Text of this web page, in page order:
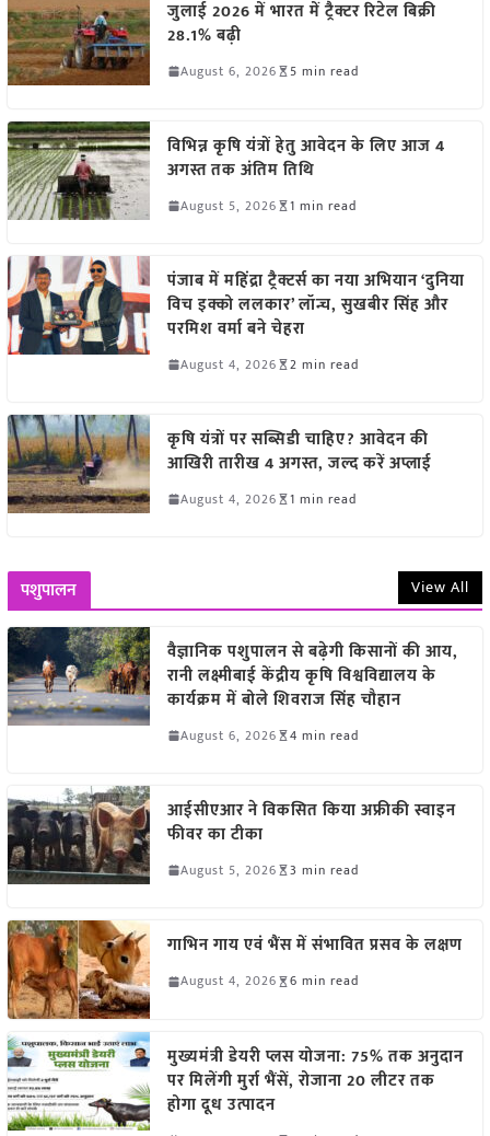
जुलाई 2026 में भारत में ट्रैक्टर रिटेल बिक्री
28.1% बढ़ी
August 6, 2026 5 min read
विभिन्न कृषि यंत्रों हेतु आवेदन के लिए आज 4
अगस्त तक अंतिम तिथि
August 5, 2026 1 min read
पंजाब में महिंद्रा ट्रैक्टर्स का नया अभियान ‘दुनिया
विच इक्को ललकार’ लॉन्च, सुखबीर सिंह और
परमिश वर्मा बने चेहरा
August 4, 2026 2 min read
कृषि यंत्रों पर सब्सिडी चाहिए? आवेदन की
आखिरी तारीख 4 अगस्त, जल्द करें अप्लाई
August 4, 2026 1 min read
पशुपालन View All
वैज्ञानिक पशुपालन से बढ़ेगी किसानों की आय,
रानी लक्ष्मीबाई केंद्रीय कृषि विश्वविद्यालय के
कार्यक्रम में बोले शिवराज सिंह चौहान
August 6, 2026 4 min read
आईसीएआर ने विकसित किया अफ्रीकी स्वाइन
फीवर का टीका
August 5, 2026 3 min read
गाभिन गाय एवं भैंस में संभावित प्रसव के लक्षण
August 4, 2026 6 min read
मुख्यमंत्री डेयरी प्लस योजना: 75% तक अनुदान
पर मिलेंगी मुर्रा भैंसें, रोजाना 20 लीटर तक
होगा दूध उत्पादन